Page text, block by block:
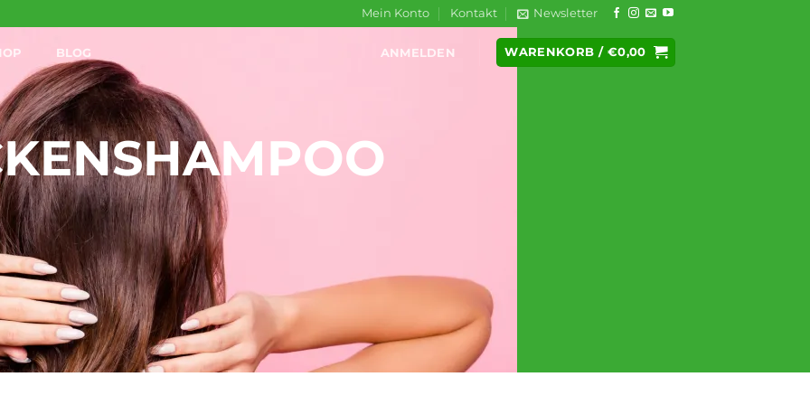
Mein Konto Kontakt Newsletter
BLOG ANMELDEN WARENKORB / €0,00